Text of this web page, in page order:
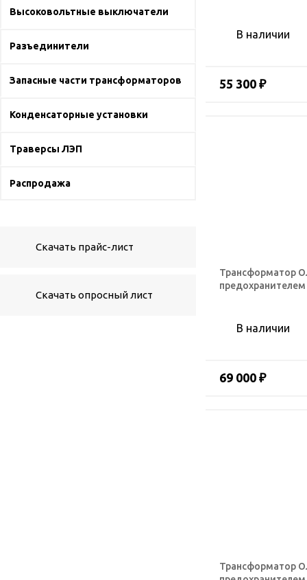
Высоковольтные выключатели
Разъединители
Запасные части трансформаторов
Конденсаторные установки
Траверсы ЛЭП
Распродажа
Скачать прайс-лист
Скачать опросный лист
В наличии
55 300 ₽
Трансформатор
предохранителем
В наличии
69 000 ₽
Трансформатор